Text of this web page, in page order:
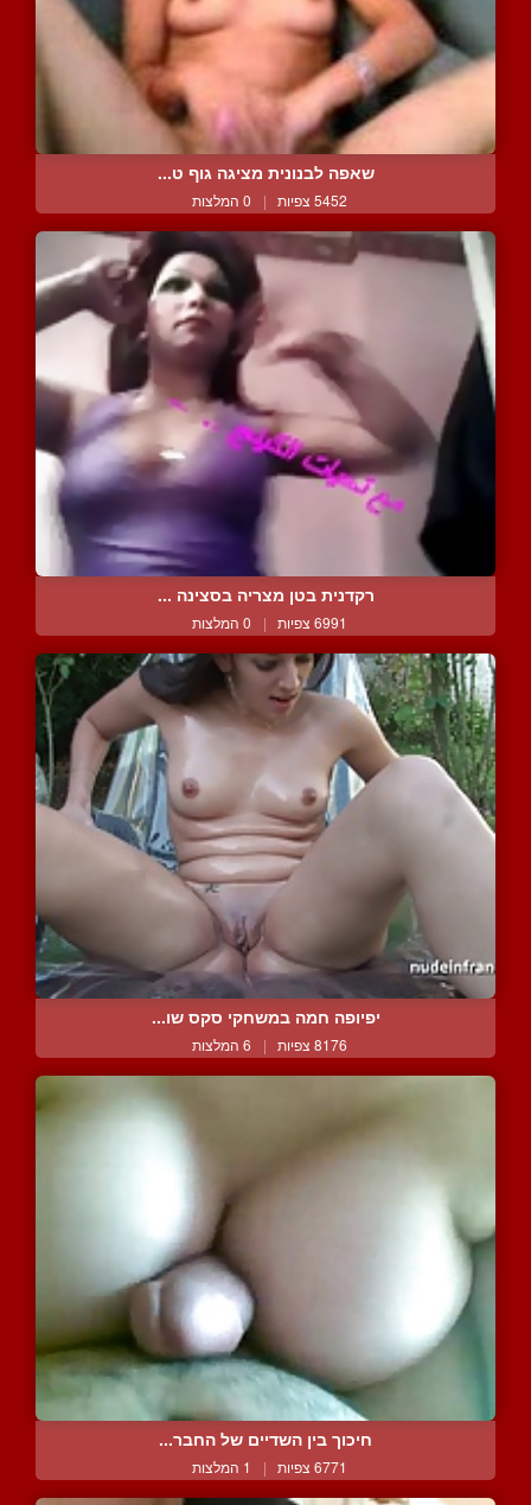
שאפה לבנונית מציגה גוף ט...
5452 צפיות | 0 המלצות
רקדנית בטן מצריה בסצינה ...
6991 צפיות | 0 המלצות
יפיופה חמה במשחקי סקס שו...
8176 צפיות | 6 המלצות
חיכוך בין השדיים של החבר...
6771 צפיות | 1 המלצות